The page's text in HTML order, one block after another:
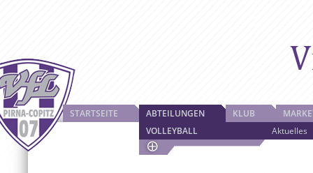
STARTSEITE
ABTEILUNGEN
VOLLEYBALL
Aktuelles
KLUB